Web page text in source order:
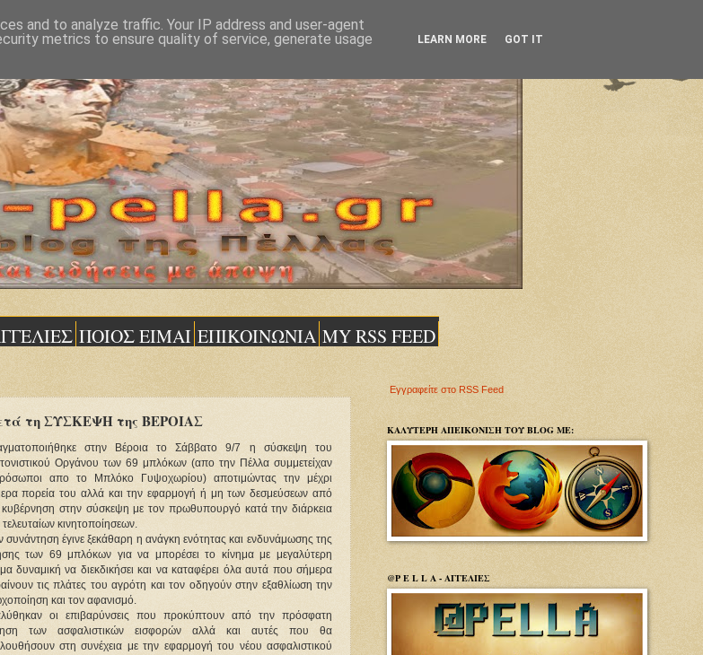
ΠΟΙΟΣ ΕΙΜΑΙ ΕΠΙΚΟΙΝΩΝΙΑ MY RSS FEED
τη ΣΥΣΚΕΨΗ της ΒΕΡΟΙΑΣ
στην Βέροια το Σάββατο 9/7 η σύσκεψη του
Οργάνου των 69 μπλόκων (απο την Πέλλα συμμετείχαν
απο το Μπλόκο Γυψοχωρίου) αποτιμώντας την μέχρι
πορεία του αλλά και την εφαρμογή ή μη των δεσμεύσεων από
κυβέρνηση στην σύσκεψη με τον πρωθυπουργό κατά την διάρκεια
κινητοποίησεων.
συνάντηση έγινε ξεκάθαρη η ανάγκη ενότητας και ενδυνάμωσης της
των 69 μπλόκων για να μπορέσει το κίνημα με μεγαλύτερη
δυναμική να διεκδικήσει και να καταφέρει όλα αυτά που σήμερα
τις πλάτες του αγρότη και τον οδηγούν στην εξαθλίωση την
και τον αφανισμό.
οι επιβαρύνσεις που προκύπτουν από την πρόσφατη
των ασφαλιστικών εισφορών αλλά και αυτές που θα
στη συνέχεια με την εφαρμογή του νέου ασφαλιστικού
Εγγραφείτε στο RSS Feed
ΚΑΛΥΤΕΡΗ ΑΠΕΙΚΟΝΙΣΗ ΤΟΥ BLOG ΜΕ:
@P E L L A - ΑΓΓΕΛΙΕΣ
and to analyze traffic. Your IP address and user-agent
metrics to ensure quality of service, generate usage
LEARN MORE GOT IT